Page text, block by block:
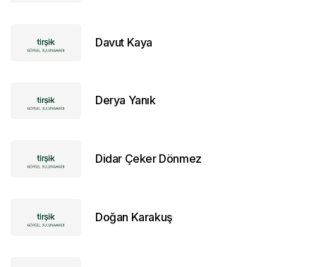
Davut Kaya
Derya Yanık
Didar Çeker Dönmez
Doğan Karakuş